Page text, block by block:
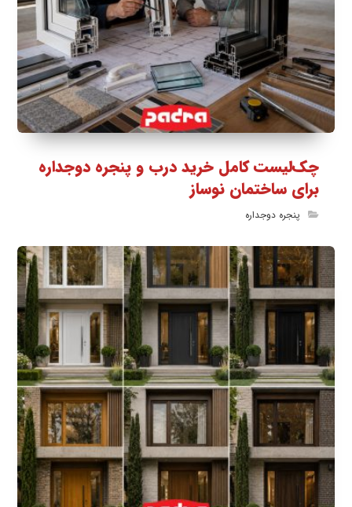
چک‌لیست کامل خرید درب و پنجره دوجداره
برای ساختمان نوساز
پنجره دوجداره